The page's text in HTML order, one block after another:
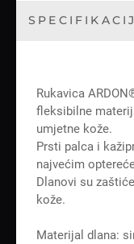
Rukavica
fleksibilne
umjetne kože.
Prsti palca i
najvećim
Dlanovi su
kože.
Materijal dlana: